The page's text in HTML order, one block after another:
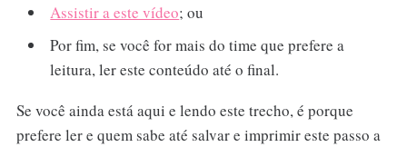
Assistir a este vídeo; ou
Por fim, se você for mais do time que prefere a
leitura, ler este conteúdo até o final.
Se você ainda está aqui e lendo este trecho, é porque
prefere ler e quem sabe até salvar e imprimir este passo a